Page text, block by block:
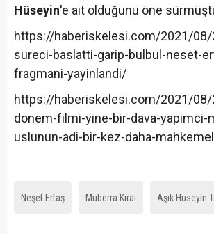
Hüseyin'e ait olduğunu öne
https://haberiskelesi.com/2021/
sureci-baslatti-garip-bulbul-neset-
fragmani-yayinlandi/
https://haberiskelesi.com/2021/
donem-filmi-yine-bir-dava-yapimci-
uslunun-adi-bir-kez-daha-
Neşet Ertaş Müberra Kıral Aşık Hüseyin